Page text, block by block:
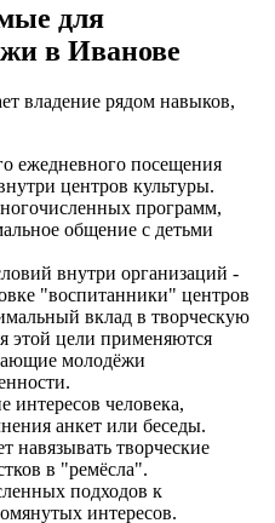
для
в Иванове
владение рядом навыков,
ежедневного посещения
центров культуры.
программ,
общение с детьми
внутри организаций -
"воспитанники" центров
вклад в творческую
этой цели применяются
молодёжи
интересов человека,
анкет или беседы.
навязывать творческие
в "ремёсла".
подходов к
интересов.